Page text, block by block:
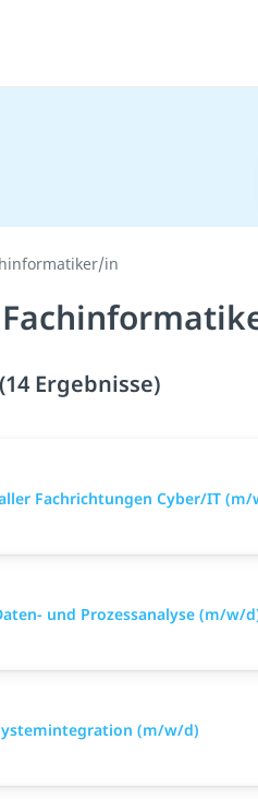
in
Ergebnisse)
Fachrichtungen Cyber/IT (m/
und Prozessanalyse (m/w/
(m/w/d)